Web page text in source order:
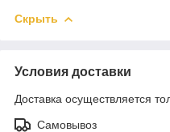
Скрыть
Условия доставки
Доставка осуществляется
Самовывоз